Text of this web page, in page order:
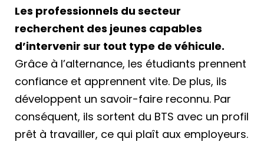
Les professionnels du secteur
recherchent des jeunes capables
d’intervenir sur tout type de véhicule.
Grâce à l’alternance, les étudiants prennent
confiance et apprennent vite. De plus, ils
développent un savoir-faire reconnu. Par
conséquent, ils sortent du BTS avec un profil
prêt à travailler, ce qui plaît aux employeurs.